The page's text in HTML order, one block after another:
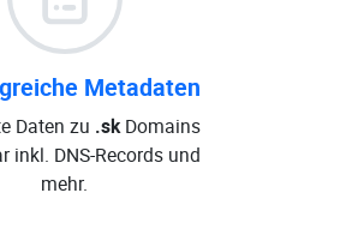
Metadaten
Daten zu .skDomains
inkl. DNS-Records und
mehr.